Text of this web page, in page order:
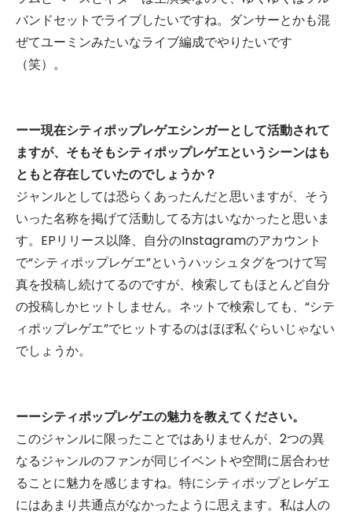
バンドセットでライブしたいですね。ダンサーとかも混
ぜてユーミンみたいなライブ編成でやりたいです
（笑）。
ーー現在シティポップレゲエシンガーとして活動されて
ますが、そもそもシティポップレゲエというシーンはも
ともと存在していたのでしょうか？
ジャンルとしては恐らくあったんだと思いますが、そう
いった名称を掲げて活動してる方はいなかったと思いま
す。EPリリース以降、自分のInstagramのアカウント
で“シティポップレゲエ”というハッシュタグをつけて写
真を投稿し続けてるのですが、検索してもほとんど自分
の投稿しかヒットしません。ネットで検索しても、“シテ
ィポップレゲエ”でヒットするのはほぼ私ぐらいじゃない
でしょうか。
ーーシティポップレゲエの魅力を教えてください。
このジャンルに限ったことではありませんが、2つの異
なるジャンルのファンが同じイベントや空間に居合わせ
ることに魅力を感じますね。特にシティポップとレゲエ
にはあまり共通点がなかったように思えます。私は人の